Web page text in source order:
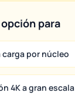
para
por núcleo
4K a gran escala